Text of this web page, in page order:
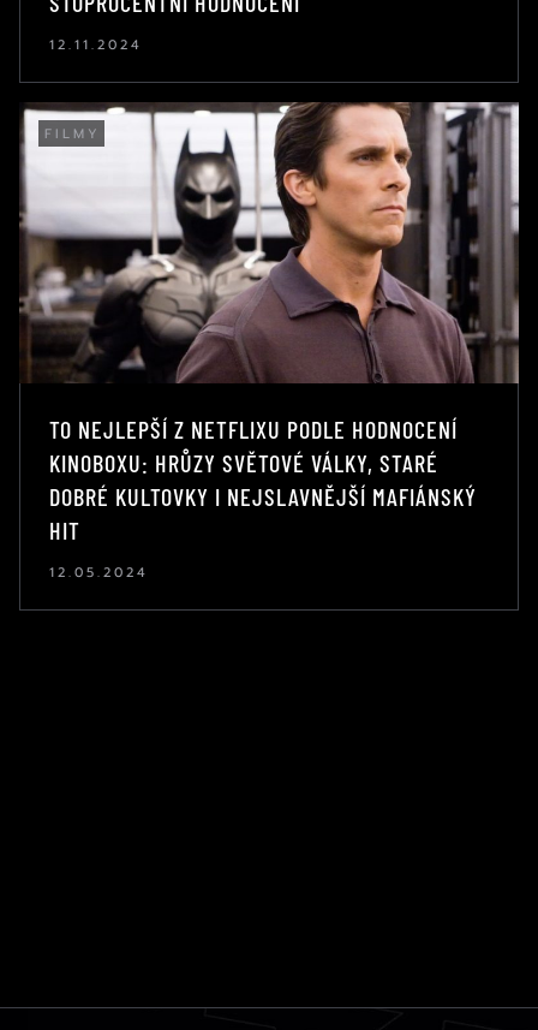
12.11.2024
FILMY
TO NEJLEPŠÍ Z NETFLIXU PODLE HODNOCENÍ
KINOBOXU: HRŮZY SVĚTOVÉ VÁLKY, STARÉ
DOBRÉ KULTOVKY I NEJSLAVNĚJŠÍ MAFIÁNSKÝ
HIT
12.05.2024